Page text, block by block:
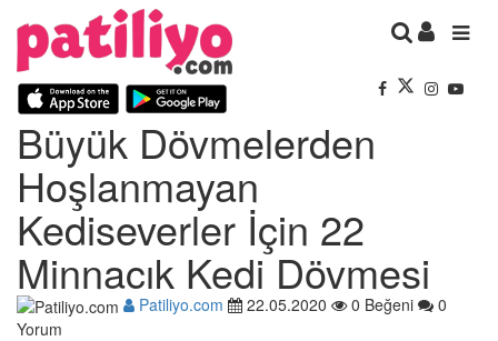
Büyük Dövmelerden
Hoşlanmayan
Kediseverler İçin 22
Minnacık Kedi Dövmesi
Patiliyo.com 22.05.2020 0 Beğeni
0
Yorum